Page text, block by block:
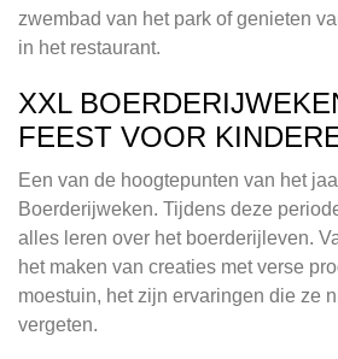
zwembad van het park of genieten
in het restaurant.
XXL
FEEST VOOR
Een van de hoogtepunten van het
Boerderijweken. Tijdens deze
alles leren over het boerderijleven.
het maken van creaties met verse
moestuin, het zijn ervaringen die ze
vergeten.